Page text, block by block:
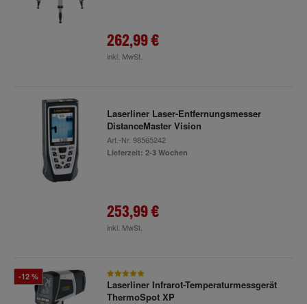
262,99 €
inkl. MwSt.
Laserliner Laser-Entfernungsmesser
DistanceMaster Vision
Art.-Nr. 98565242
Lieferzeit: 2-3 Wochen
253,99 €
inkl. MwSt.
-12 %
Laserliner Infrarot-Temperaturmessgerät
ThermoSpot XP